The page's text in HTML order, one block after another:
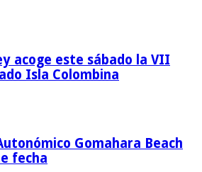
acoge este sábado la VII
Isla Colombina
Gomahara Beach
fecha